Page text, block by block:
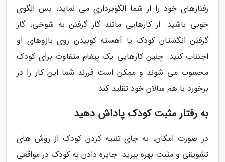
رفتارهای خود را از شما الگوبرداری می نماید، پس الگوی
خوبی باشید. از کارهایی مانند گاز گرفتن به شوخی، گاز
گرفتن انگشتان کودک یا آهسته کوبیدن روی بازوهای او
اجتناب کنید. چنین کارهایی یک پیغام متفاوت برای کودک
محسوب می شوند و ممکن است فرزند شما این کار را در
برخورد با هم سالان خود تقلید کند.
به رفتار مثبت کودک پاداش دهید
در صورت امکان، به جای تنبیه کردن کودک از روش های
تشویقی و مثبت بهره ببرید. جایزه دادن به کودک در مواقعی